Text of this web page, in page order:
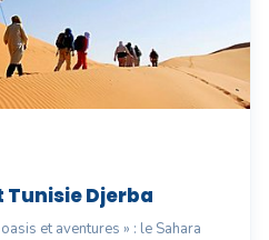
Tunisie Djerba
et aventures » : le Sahara